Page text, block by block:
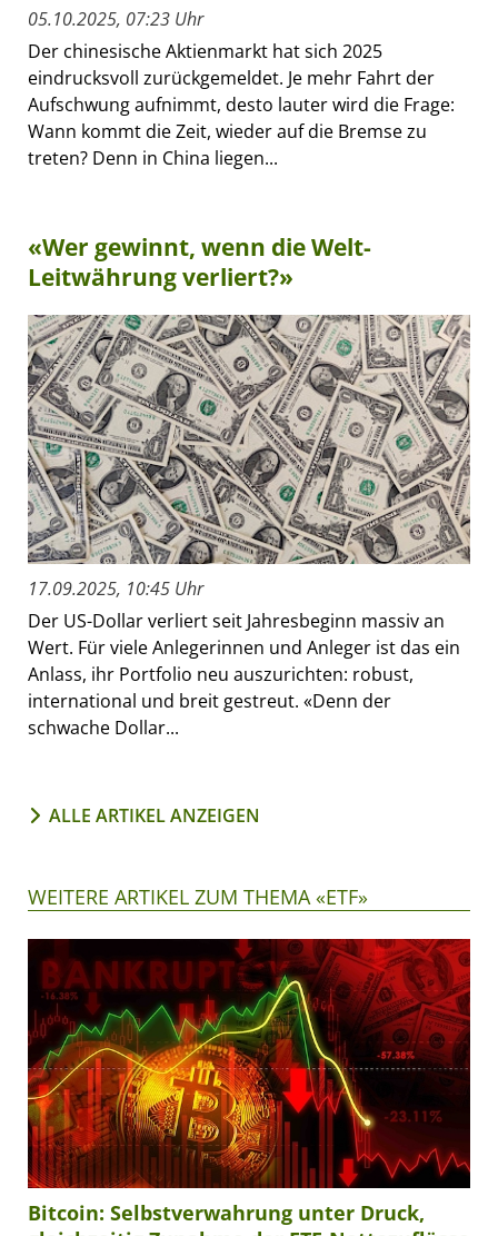
05.10.2025, 07:23 Uhr
Der chinesische Aktienmarkt hat sich 2025
eindrucksvoll zurückgemeldet. Je mehr Fahrt der
Aufschwung aufnimmt, desto lauter wird die Frage:
Wann kommt die Zeit, wieder auf die Bremse zu
treten? Denn in China liegen...
«Wer gewinnt, wenn die Welt-
Leitwährung verliert?»
17.09.2025, 10:45 Uhr
Der US-Dollar verliert seit Jahresbeginn massiv an
Wert. Für viele Anlegerinnen und Anleger ist das ein
Anlass, ihr Portfolio neu auszurichten: robust,
international und breit gestreut. «Denn der
schwache Dollar...
ALLE ARTIKEL ANZEIGEN
WEITERE ARTIKEL ZUM THEMA «ETF»
Bitcoin: Selbstverwahrung unter Druck,